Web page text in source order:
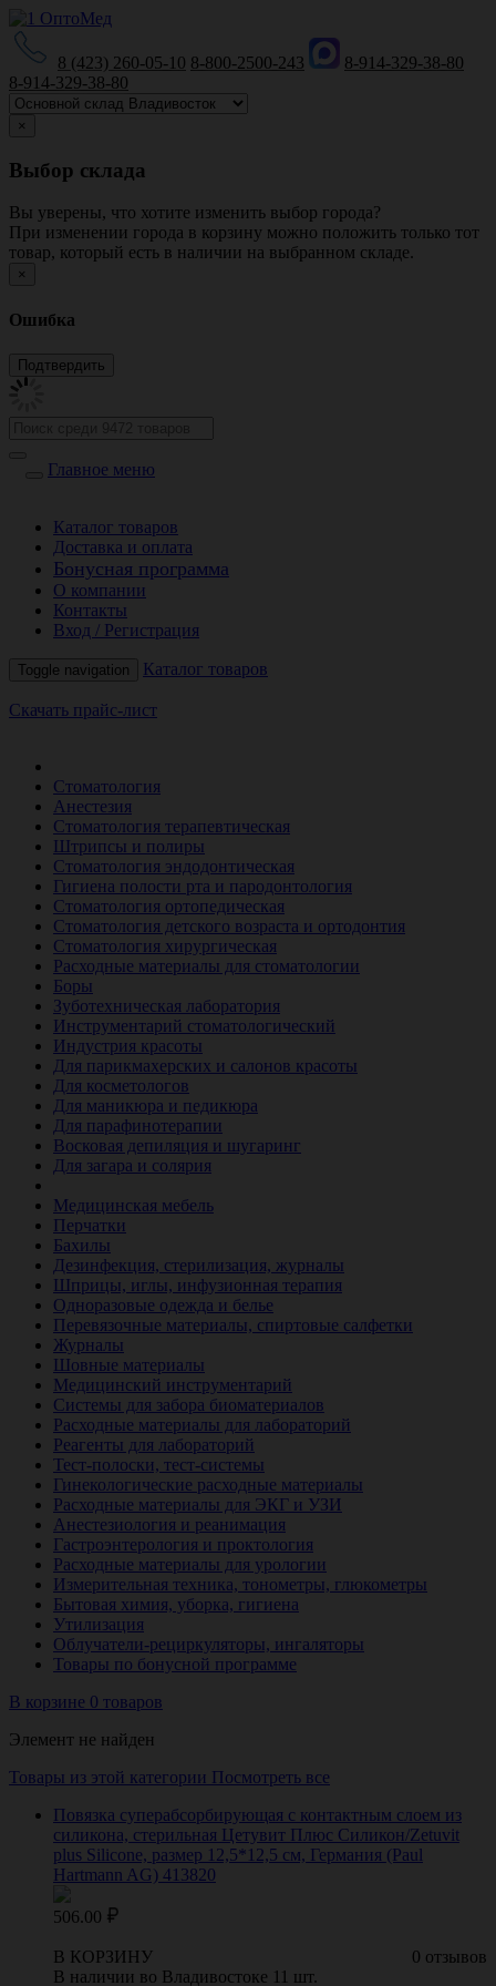
8 (423) 260-05-10 8-800-2500-243
8-914-329-38-80
8-914-329-38-80
×
Выбор склада
Вы уверены, что хотите изменить выбор города?
При изменении города в корзину можно положить только тот
товар, который есть в наличии на выбранном складе.
×
Ошибка
Главное меню
Каталог товаров
Доставка и оплата
Бонусная программа
О компании
Контакты
Вход / Регистрация
Toggle navigation Каталог товаров
Скачать прайс-лист
Стоматология
Анестезия
Стоматология терапевтическая
Штрипсы и полиры
Стоматология эндодонтическая
Гигиена полости рта и пародонтология
Стоматология ортопедическая
Стоматология детского возраста и ортодонтия
Стоматология хирургическая
Расходные материалы для стоматологии
Боры
Зуботехническая лаборатория
Инструментарий стоматологический
Индустрия красоты
Для парикмахерских и салонов красоты
Для косметологов
Для маникюра и педикюра
Для парафинотерапии
Восковая депиляция и шугаринг
Для загара и солярия
Медицинская мебель
Перчатки
Бахилы
Дезинфекция, стерилизация, журналы
Шприцы, иглы, инфузионная терапия
Одноразовые одежда и белье
Перевязочные материалы, спиртовые салфетки
Журналы
Шовные материалы
Медицинский инструментарий
Системы для забора биоматериалов
Расходные материалы для лабораторий
Реагенты для лабораторий
Тест-полоски, тест-системы
Гинекологические расходные материалы
Расходные материалы для ЭКГ и УЗИ
Анестезиология и реанимация
Гастроэнтерология и проктология
Расходные материалы для урологии
Измерительная техника, тонометры, глюкометры
Бытовая химия, уборка, гигиена
Утилизация
Облучатели-рециркуляторы, ингаляторы
Товары по бонусной программе
В корзине 0 товаров
Элемент не найден
Товары из этой категории Посмотреть все
Повязка суперабсорбирующая с контактным слоем из
силикона, стерильная Цетувит Плюс Силикон/Zetuvit
plus Silicone, размер 12,5*12,5 см, Германия (Paul
Hartmann AG) 413820
506.00
0 отзывов
В КОРЗИНУ
В наличии во Владивостоке 11 шт.